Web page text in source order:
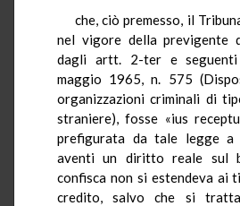
che, ciò premesso, il
nel vigore della previgente
dagli artt. 2-ter e
maggio 1965, n. 575
organizzazioni criminali di
straniere), fosse «ius
prefigurata da tale legge
aventi un diritto reale sul
confisca non si estendeva
credito, salvo che si